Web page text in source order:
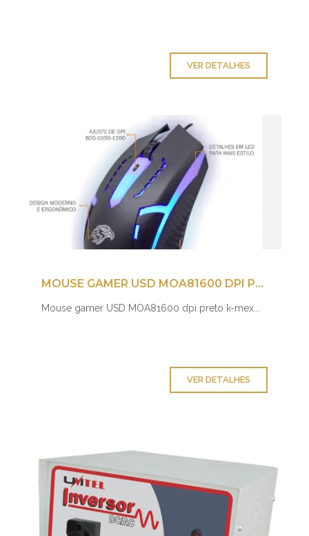
VER DETALHES
MOUSE GAMER USD MOA81600 DPI PRETO K-MEX
Mouse gamer USD MOA81600 dpi preto k-mex...
VER DETALHES